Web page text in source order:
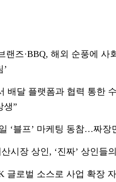
즈·BBQ, 해외 순풍에 사
’
배달 플랫폼과 협력 통한
생”
‘블프’ 마케팅 동참…짜장
시장 상인, ‘진짜’ 상인들
글로벌 소스로 사업 확장